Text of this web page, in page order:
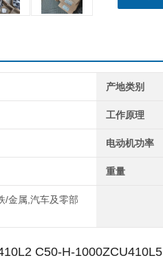
产地类别
工作原理
电动机功率
重量
/金属,汽车及零部
C50-H-1000ZCU410L5